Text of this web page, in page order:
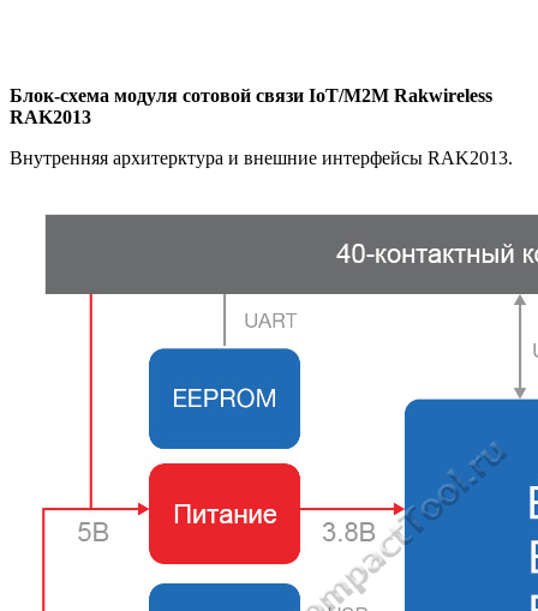
Блок-схема модуля сотовой связи IoT/M2M Rakwireless
RAK2013
Внутренняя архитерктура и внешние интерфейсы RAK2013.